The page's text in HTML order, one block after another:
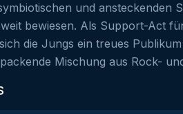
und ansteckenden
bewiesen. Als Support-Act
die Jungs ein treues
Mischung aus Rock-